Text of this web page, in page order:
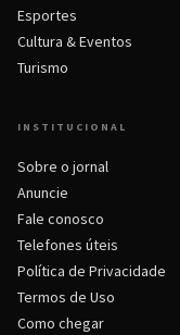
Esportes
Cultura & Eventos
Turismo
INSTITUCIONAL
Sobre o jornal
Anuncie
Fale conosco
Telefones úteis
Política de Privacidade
Termos de Uso
Como chegar